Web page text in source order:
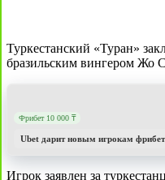
Туркестанский «Туран»
бразильским вингером Жо
Фрибет 10 000 ₸
Ubet дарит новым игрокам
Игрок заявлен за